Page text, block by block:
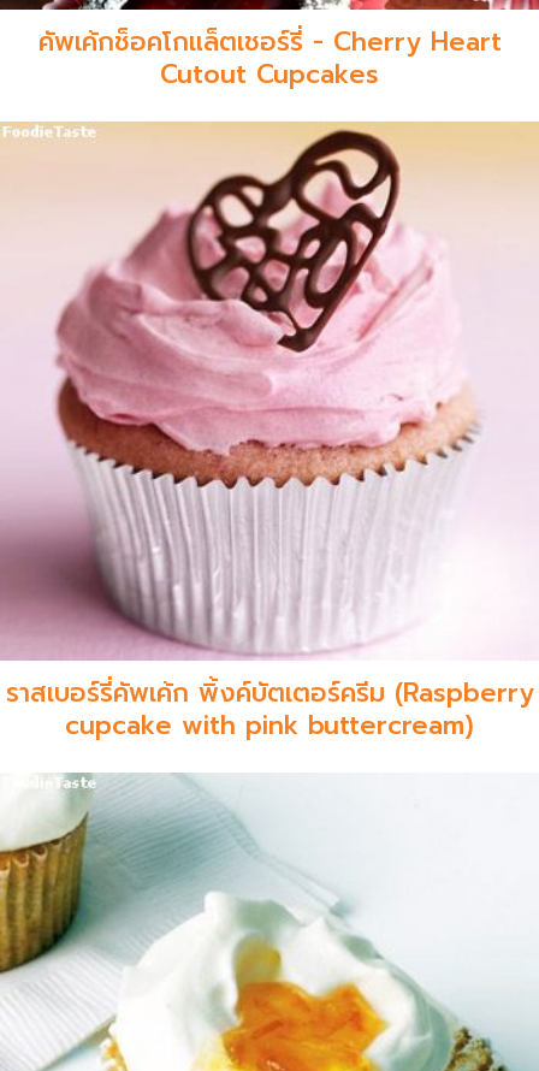
คัพเค้กช็อคโกแล็ตเชอร์รี่ - Cherry Heart
Cutout Cupcakes
ราสเบอร์รี่คัพเค้ก พิ้งค์บัตเตอร์ครีม (Raspberry
cupcake with pink buttercream)